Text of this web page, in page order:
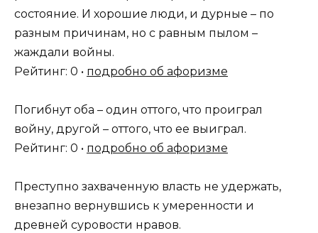
состояние. И хорошие люди, и дурные – по
разным причинам, но с равным пылом –
жаждали войны.
Рейтинг: 0 • подробно об афоризме
Погибнут оба – один оттого, что проиграл
войну, другой – оттого, что ее выиграл.
Рейтинг: 0 • подробно об афоризме
Преступно захваченную власть не удержать,
внезапно вернувшись к умеренности и
древней суровости нравов.